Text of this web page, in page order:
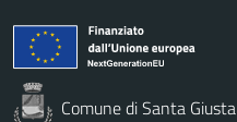
Comune di Santa Giusta